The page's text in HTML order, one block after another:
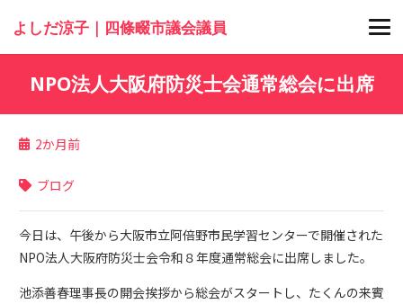
よしだ涼子｜四條畷市議会議員
NPO法人大阪府防災士会通常総会に出席
2か月前
ブログ
今日は、午後から大阪市立阿倍野市民学習センターで開催された
NPO法人大阪府防災士会令和８年度通常総会に出席しました。
池添善春理事長の開会挨拶から総会がスタートし、たくんの来賓